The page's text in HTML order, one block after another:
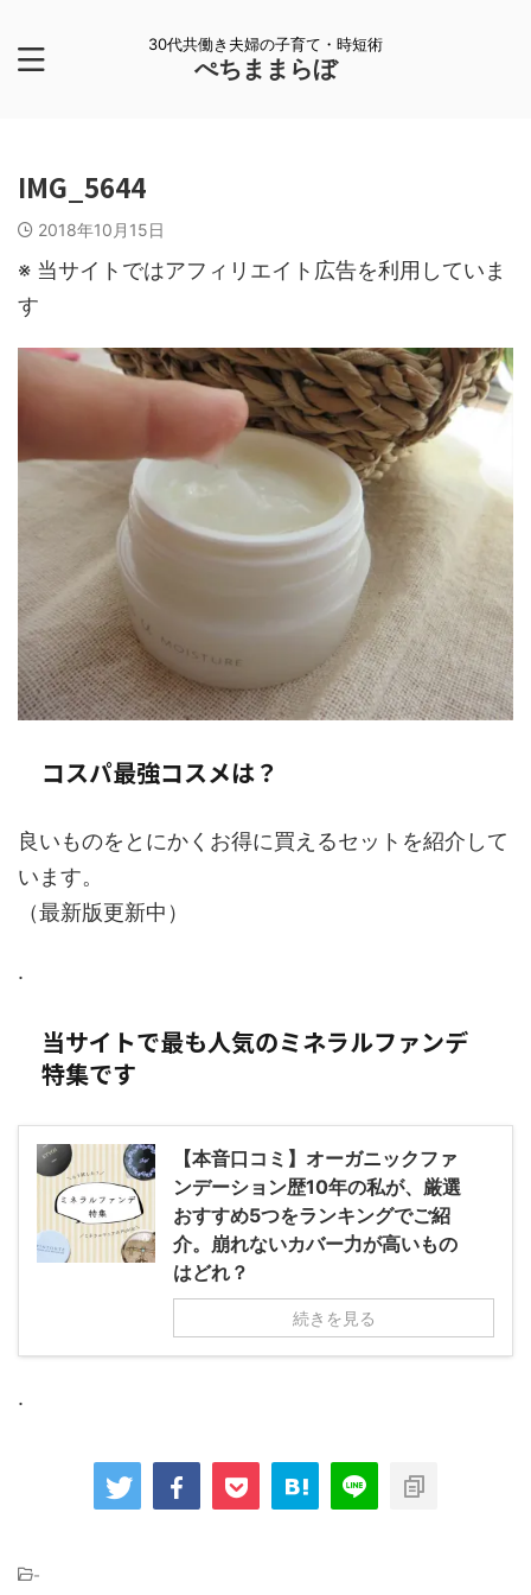
30代共働き夫婦の子育て・時短術
ぺちままらぼ
IMG_5644
2018年10月15日
※ 当サイトではアフィリエイト広告を利用していま
す
コスパ最強コスメは？
良いものをとにかくお得に買えるセットを紹介して
います。
（最新版更新中）
.
当サイトで最も人気のミネラルファンデ
特集です
【本音口コミ】オーガニックファ
ンデーション歴10年の私が、厳選
おすすめ5つをランキングでご紹
介。崩れないカバー力が高いもの
はどれ？
続きを見る
.
-